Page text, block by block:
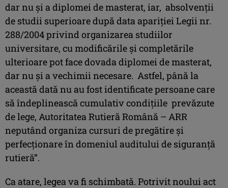
dar nu şi a diplomei de masterat, iar, absolvenţii
de studii superioare după data apariţiei Legii nr.
288/2004 privind organizarea studiilor
universitare, cu modificările şi completările
ulterioare pot face dovada diplomei de masterat,
dar nu şi a vechimii necesare. Astfel, până la
această dată nu au fost identificate persoane care
să îndeplinească cumulativ condiţiile prevăzute
de lege, Autoritatea Rutieră Română – ARR
neputând organiza cursuri de pregătire şi
perfecţionare în domeniul auditului de siguranţă
rutieră”.
Ca atare, legea va fi schimbată. Potrivit noului act